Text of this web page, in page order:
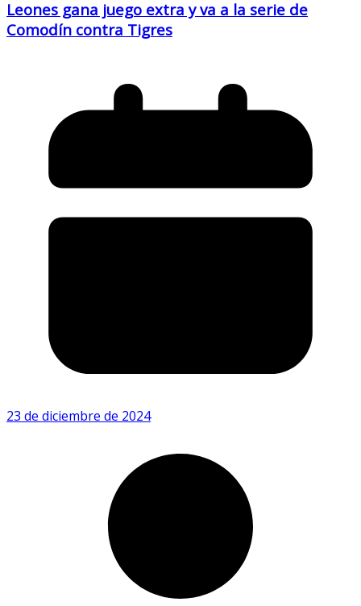
Leones gana juego extra y va a la serie de
Comodín contra Tigres
23 de diciembre de 2024